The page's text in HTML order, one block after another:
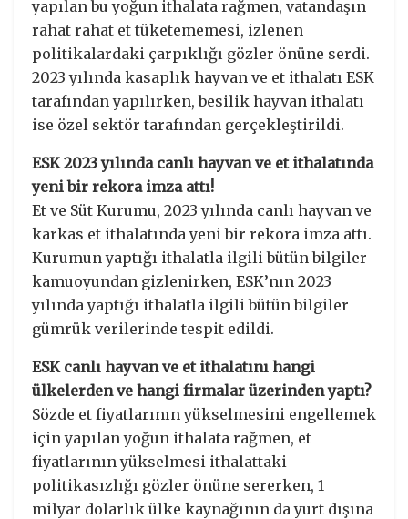
yapılan bu yoğun ithalata rağmen, vatandaşın
rahat rahat et tüketememesi, izlenen
politikalardaki çarpıklığı gözler önüne serdi.
2023 yılında kasaplık hayvan ve et ithalatı ESK
tarafından yapılırken, besilik hayvan ithalatı
ise özel sektör tarafından gerçekleştirildi.
ESK 2023 yılında canlı hayvan ve et ithalatında
yeni bir rekora imza attı!
Et ve Süt Kurumu, 2023 yılında canlı hayvan ve
karkas et ithalatında yeni bir rekora imza attı.
Kurumun yaptığı ithalatla ilgili bütün bilgiler
kamuoyundan gizlenirken, ESK’nın 2023
yılında yaptığı ithalatla ilgili bütün bilgiler
gümrük verilerinde tespit edildi.
ESK canlı hayvan ve et ithalatını hangi
ülkelerden ve hangi firmalar üzerinden yaptı?
Sözde et fiyatlarının yükselmesini engellemek
için yapılan yoğun ithalata rağmen, et
fiyatlarının yükselmesi ithalattaki
politikasızlığı gözler önüne sererken, 1
milyar dolarlık ülke kaynağının da yurt dışına